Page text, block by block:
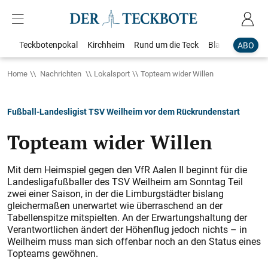
ABO
Teckbotenpokal Kirchheim Rund um die Teck Blaulicht
Home Nachrichten Lokalsport Topteam wider Willen
Fußball-Landesligist TSV Weilheim vor dem Rückrundenstart
Topteam wider Willen
Mit dem Heimspiel gegen den VfR Aalen II beginnt für die
Landesligafußballer des TSV Weilheim am Sonntag Teil
zwei einer Saison, in der die Limburgstädter bislang
gleichermaßen unerwartet wie überraschend an der
Tabellenspitze mitspielten. An der Erwartungshaltung der
Verantwortlichen ändert der Höhenflug jedoch nichts – in
Weilheim muss man sich offenbar noch an den Status eines
Topteams gewöhnen.